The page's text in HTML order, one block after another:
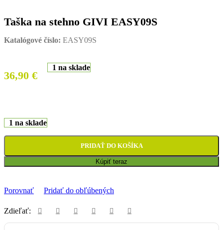
Taška na stehno GIVI EASY09S
Katalógové číslo: EASY09S
36,90 €
1 na sklade
1 na sklade
PRIDAŤ DO KOŠÍKA
Kúpiť teraz
Porovnať Pridať do obľúbených
Zdieľať: